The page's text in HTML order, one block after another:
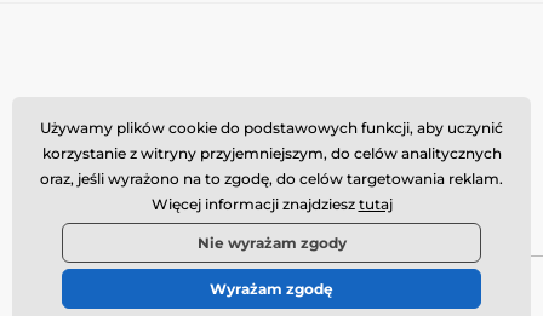
Momanio s.r.o., Okružní 361/14, 74718, Píšť, Czechy,
VAT: CZ09604707, info@momanio.pl
© 2026 www.momanio.pl ⦁ Utworzono e-sklep
Używamy plików cookie do podstawowych funkcji, aby uczynić
korzystanie z witryny przyjemniejszym, do celów analitycznych
oraz, jeśli wyrażono na to zgodę, do celów targetowania reklam.
Więcej informacji znajdziesz tutaj
Nie wyrażam zgody
Wyrażam zgodę